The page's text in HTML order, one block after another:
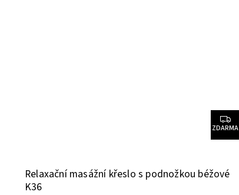
ZDARMA
Relaxační masážní křeslo s podnožkou béžové
K36